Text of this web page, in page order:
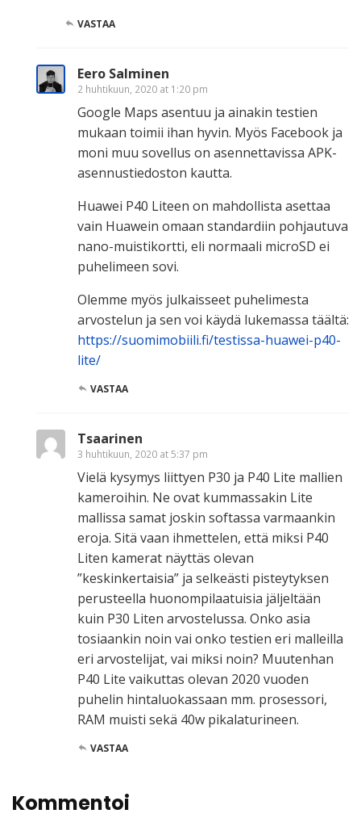
VASTAA
Eero Salminen
2 huhtikuun, 2020 at 1:20 pm
Google Maps asentuu ja ainakin testien
mukaan toimii ihan hyvin. Myös Facebook ja
moni muu sovellus on asennettavissa APK-
asennustiedoston kautta.
Huawei P40 Liteen on mahdollista asettaa
vain Huawein omaan standardiin pohjautuva
nano-muistikortti, eli normaali microSD ei
puhelimeen sovi.
Olemme myös julkaisseet puhelimesta
arvostelun ja sen voi käydä lukemassa täältä:
https://suomimobiili.fi/testissa-huawei-p40-
lite/
VASTAA
Tsaarinen
3 huhtikuun, 2020 at 5:37 pm
Vielä kysymys liittyen P30 ja P40 Lite mallien
kameroihin. Ne ovat kummassakin Lite
mallissa samat joskin softassa varmaankin
eroja. Sitä vaan ihmettelen, että miksi P40
Liten kamerat näyttäs olevan
”keskinkertaisia” ja selkeästi pisteytyksen
perusteella huonompilaatuisia jäljeltään
kuin P30 Liten arvostelussa. Onko asia
tosiaankin noin vai onko testien eri malleilla
eri arvostelijat, vai miksi noin? Muutenhan
P40 Lite vaikuttas olevan 2020 vuoden
puhelin hintaluokassaan mm. prosessori,
RAM muisti sekä 40w pikalaturineen.
VASTAA
Kommentoi